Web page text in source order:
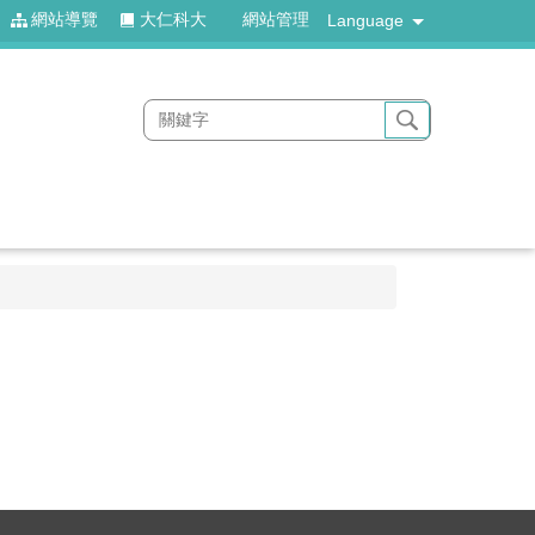
網站導覽 大仁科大 網站管理 Language